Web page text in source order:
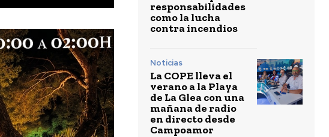
responsabilidades
como la lucha
contra incendios
Noticias
La COPE lleva el
verano a la Playa
de La Glea con una
mañana de radio
en directo desde
Campoamor